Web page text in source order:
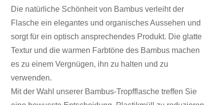
Die natürliche Schönheit von Bambus verleiht der
Flasche ein elegantes und organisches Aussehen und
sorgt für ein optisch ansprechendes Produkt. Die glatte
Textur und die warmen Farbtöne des Bambus machen
es zu einem Vergnügen, ihn zu halten und zu
verwenden.
Mit der Wahl unserer Bambus-Tropfflasche treffen Sie